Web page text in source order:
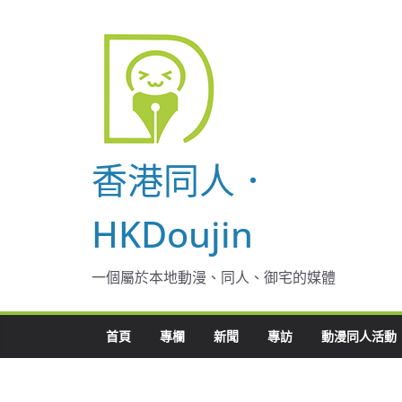
香港同人．
HKDoujin
一個屬於本地動漫、同人、御宅的媒體
首頁 專欄 新聞 專訪 動漫同人活動